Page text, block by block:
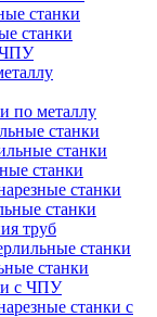
станки
станки
ЧПУ
по металлу
станки
станки
станки
станки
станки
труб
станки
станки
с ЧПУ
станки с